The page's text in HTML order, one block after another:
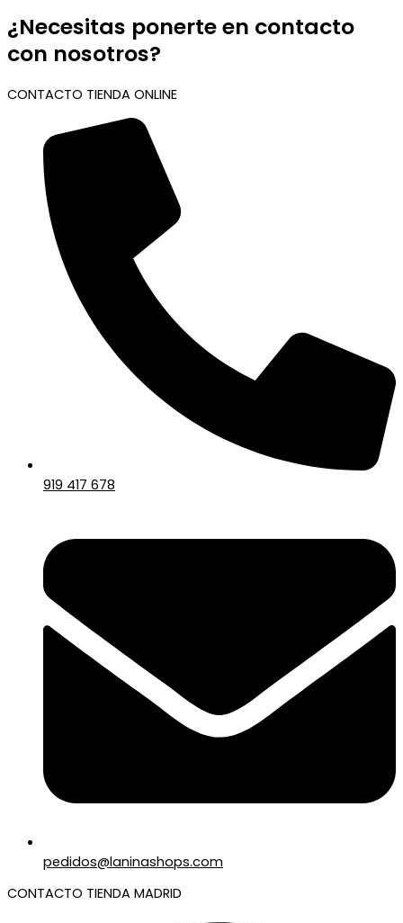
¿Necesitas ponerte en contacto
con nosotros?
CONTACTO TIENDA ONLINE
919 417 678
pedidos@laninashops.com
CONTACTO TIENDA MADRID